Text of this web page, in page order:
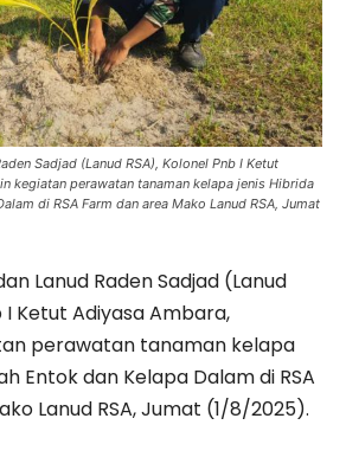
Sadjad (Lanud RSA), Kolonel Pnb I Ketut
kegiatan perawatan tanaman kelapa jenis Hibrida
di RSA Farm dan area Mako Lanud RSA, Jumat
Lanud Raden Sadjad (Lanud
I Ketut Adiyasa Ambara,
perawatan tanaman kelapa
Entok dan Kelapa Dalam di RSA
Lanud RSA, Jumat (1/8/2025).